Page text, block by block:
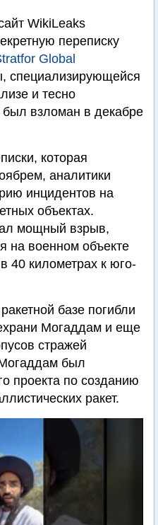
WikiLeaks
переписку
Global
специализирующейся
и тесно
взломан в декабре
которая
аналитики
инцидентов на
объектах.
мощный взрыв,
на военном объекте
40 километрах к юго-
базе погибли
Могаддам и еще
стражей
был
проекта по созданию
ракет.